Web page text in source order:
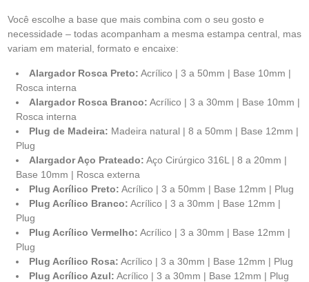
Você escolhe a base que mais combina com o seu gosto e
necessidade – todas acompanham a mesma estampa central, mas
variam em material, formato e encaixe:
Alargador Rosca Preto: Acrílico | 3 a 50mm | Base 10mm |
Rosca interna
Alargador Rosca Branco: Acrílico | 3 a 30mm | Base 10mm |
Rosca interna
Plug de Madeira: Madeira natural | 8 a 50mm | Base 12mm |
Plug
Alargador Aço Prateado: Aço Cirúrgico 316L | 8 a 20mm |
Base 10mm | Rosca externa
Plug Acrílico Preto: Acrílico | 3 a 50mm | Base 12mm | Plug
Plug Acrílico Branco: Acrílico | 3 a 30mm | Base 12mm |
Plug
Plug Acrílico Vermelho: Acrílico | 3 a 30mm | Base 12mm |
Plug
Plug Acrílico Rosa: Acrílico | 3 a 30mm | Base 12mm | Plug
Plug Acrílico Azul: Acrílico | 3 a 30mm | Base 12mm | Plug